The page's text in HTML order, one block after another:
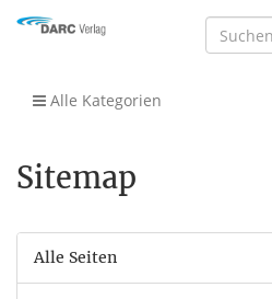
Alle Kategorien
Sitemap
Alle Seiten